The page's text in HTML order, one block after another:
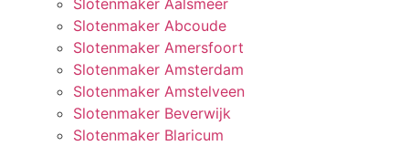
Slotenmaker Abcoude
Slotenmaker Amersfoort
Slotenmaker Amsterdam
Slotenmaker Amstelveen
Slotenmaker Beverwijk
Slotenmaker Blaricum